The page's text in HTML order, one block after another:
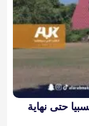
حتى نهاية